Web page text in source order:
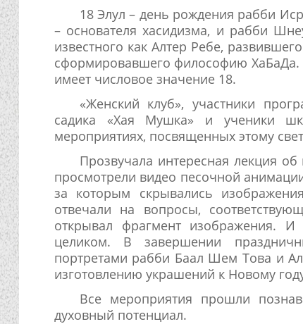
18 Элул – день рождения рабби
– основателя хасидизма, и рабби
известного как Алтер Ребе,
сформировавшего философию ХаБаДа.
имеет числовое значение 18.
«Женский клуб», участники
садика «Хая Мушка» и ученики
мероприятиях, посвященных этому
Прозвучала интересная лекция
просмотрели видео песочной
за которым скрывались
отвечали на вопросы,
открывал фрагмент изображения.
целиком. В завершении
портретами рабби Баал Шем Това и
изготовлению украшений к Новому
Все мероприятия прошли
духовный потенциал.